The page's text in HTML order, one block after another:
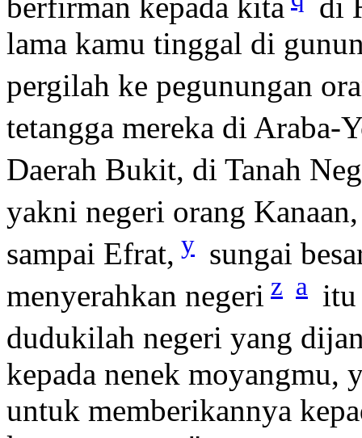
lama kamu tinggal di
pergilah ke pegunungan
tetangga mereka di Araba-
Daerah Bukit, di Tanah
yakni negeri orang Kanaan,
sampai Efrat, y sungai
menyerahkan negeri z a itu
dudukilah negeri yang
kepada nenek moyangmu,
untuk memberikannya